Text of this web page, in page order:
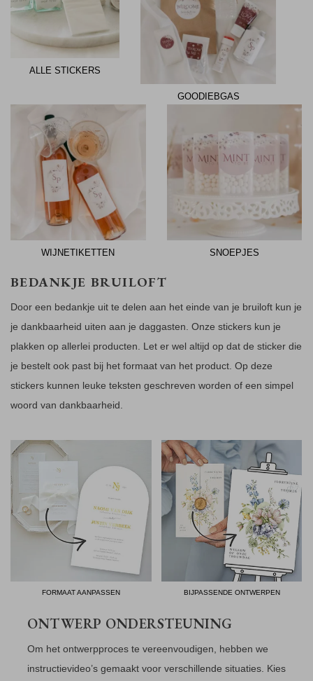
ALLE STICKERS
GOODIEBGAS
WIJNETIKETTEN SNOEPJES
BEDANKJE BRUILOFT
Door een bedankje uit te delen aan het einde van je bruiloft kun je
je dankbaarheid uiten aan je daggasten. Onze stickers kun je
plakken op allerlei producten. Let er wel altijd op dat de sticker die
je bestelt ook past bij het formaat van het product. Op deze
stickers kunnen leuke teksten geschreven worden of een simpel
woord van dankbaarheid.
FORMAAT AANPASSEN BIJPASSENDE ONTWERPEN
ONTWERP ONDERSTEUNING
Om het ontwerpproces te vereenvoudigen, hebben we
instructievideo’s gemaakt voor verschillende situaties. Kies